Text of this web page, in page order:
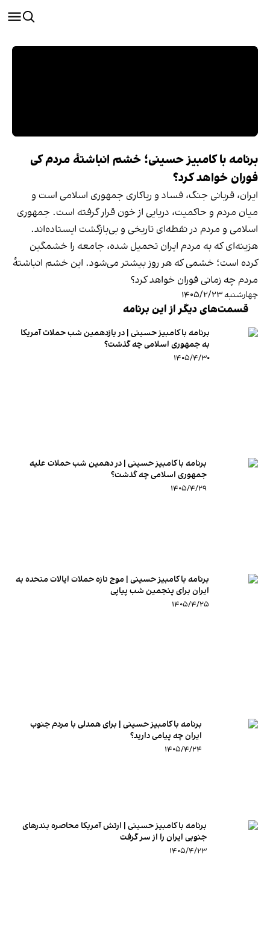
برنامه با کامبیز حسینی؛ خشم انباشتهٔ مردم کی
فوران خواهد کرد؟
ایران، قربانی جنگ، فساد و ریاکاری جمهوری اسلامی است و
میان مردم و حاکمیت، دریایی از خون قرار گرفته است. جمهوری
اسلامی و مردم در نقطه‌ای تاریخی و بی‌بازگشت ایستاده‌اند.
هزینه‌ای که به مردم ایران تحمیل شده، جامعه را خشمگین
کرده است؛ خشمی که هر روز بیشتر می‌شود. این خشم انباشتهٔ
مردم چه زمانی فوران خواهد کرد؟
چهارشنبه ۱۴۰۵/۲/۲۳
قسمت‌های دیگر از این برنامه
برنامه با کامبیز حسینی | در یازدهمین شب حملات آمریکا
به جمهوری اسلامی چه گذشت؟
۱۴۰۵/۴/۳۰
برنامه با کامبیز حسینی | در دهمین شب حملات علیه
جمهوری اسلامی چه گذشت؟
۱۴۰۵/۴/۲۹
برنامه با کامبیز حسینی | موج تازه حملات ایالات متحده به
ایران برای پنجمین شب پیاپی
۱۴۰۵/۴/۲۵
برنامه با کامبیز حسینی | برای همدلی با مردم جنوب
ایران چه پیامی دارید؟
۱۴۰۵/۴/۲۴
برنامه با کامبیز حسینی | ارتش آمریکا محاصره بندرهای
جنوبی ایران را از سر گرفت
۱۴۰۵/۴/۲۳